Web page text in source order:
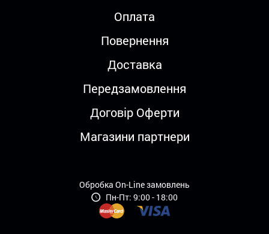
Оплата
Повернення
Доставка
Передзамовлення
Договір Оферти
Магазини партнери
Обробка On-Line замовлень
Пн-Пт: 9:00 - 18:00